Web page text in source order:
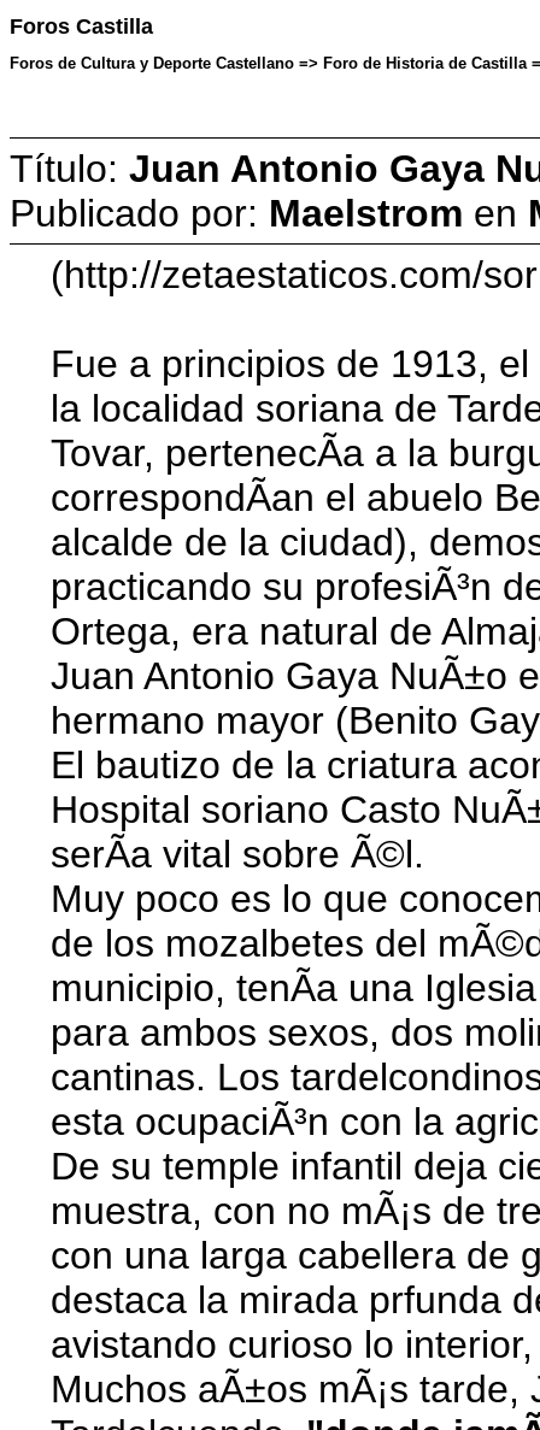
Foros Castilla
Foros de Cultura y Deporte Castellano => Foro de Historia de Castilla
Título: Juan Antonio Gaya
Publicado por: Maelstrom en
(http://zetaestaticos.com/
Fue a principios de 1913,
la localidad soriana de
Tovar, pertenecÃ­a a la
correspondÃ­an el abuelo
alcalde de la ciudad),
practicando su profesiÃ³n
Ortega, era natural de
Juan Antonio Gaya NuÃ±o
hermano mayor (Benito
El bautizo de la criatura
Hospital soriano Casto
serÃ­a vital sobre Ã©l.
Muy poco es lo que
de los mozalbetes del
municipio, tenÃ­a una
para ambos sexos, dos
cantinas. Los
esta ocupaciÃ³n con la
De su temple infantil deja
muestra, con no mÃ¡s de
con una larga cabellera de
destaca la mirada prfunda
avistando curioso lo
Muchos aÃ±os mÃ¡s